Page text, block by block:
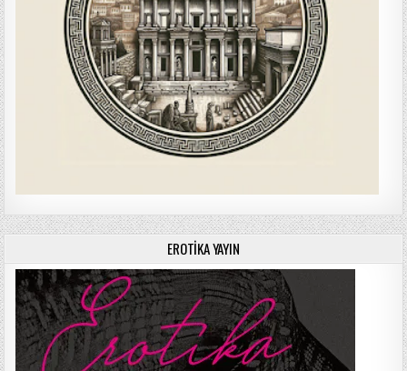
EROTIKA YAYIN